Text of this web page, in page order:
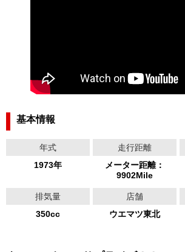
基本情報
年式
1973年
走行距離
メーター距離：
9902Mile
排気量
350cc
店舗
ウエマツ東北